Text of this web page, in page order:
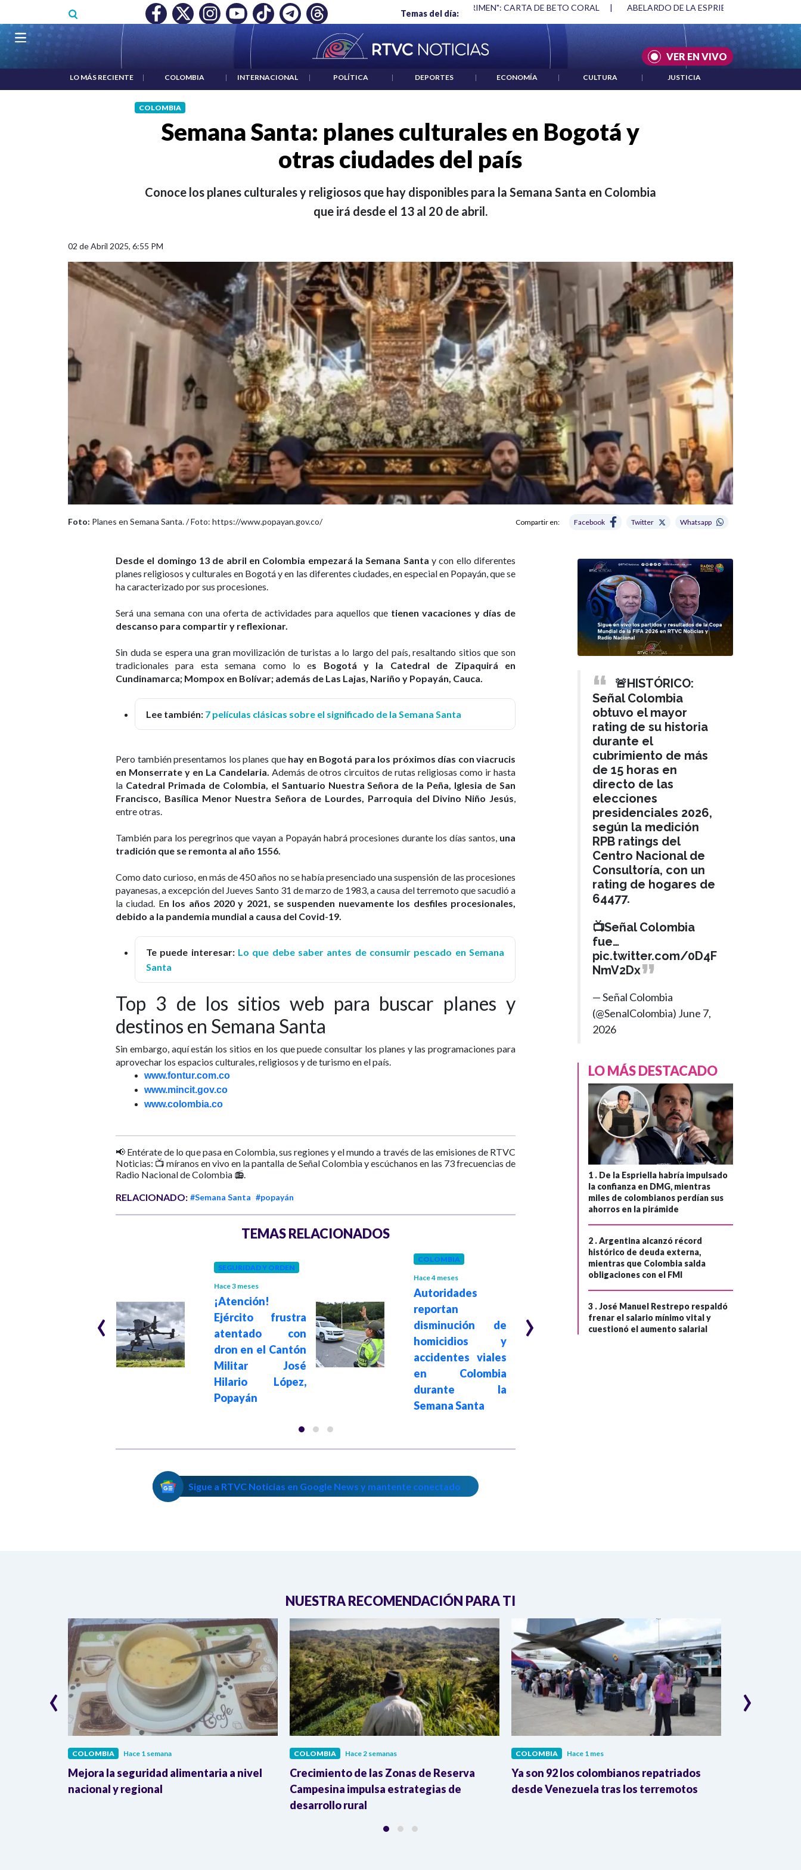
Temas del día:
MÍNIMO NO DESTRUYÓ EMPLEO: JP MORGAN | "HABLAR NO ES UN CRIMEN": CARTA DE BETO CORAL ABELARDO DE LA ESPRIELLA Y DMG | ACUERDOS ENTRE ESTADOS UNIDOS E
VER EN VIVO
Navegación principal
LO MÁS RECIENTE | COLOMBIA | INTERNACIONAL | POLÍTICA | DEPORTES | ECONOMÍA | CULTURA | JUSTICIA
COLOMBIA
Semana Santa: planes culturales en Bogotá y
otras ciudades del país
Conoce los planes culturales y religiosos que hay disponibles para la Semana Santa en Colombia
que irá desde el 13 al 20 de abril.
02 de Abril 2025, 6:55 PM
Foto: Planes en Semana Santa. / Foto: https://www.popayan.gov.co/ Compartir en: Facebook Twitter Whatsapp
Desde el domingo 13 de abril en Colombia empezará la Semana Santa y con ello diferentes
planes religiosos y culturales en Bogotá y en las diferentes ciudades, en especial en Popayán, que se
ha caracterizado por sus procesiones.
Será una semana con una oferta de actividades para aquellos que tienen vacaciones y días de
descanso para compartir y reflexionar.
Sin duda se espera una gran movilización de turistas a lo largo del país, resaltando sitios que son
tradicionales para esta semana como lo es Bogotá y la Catedral de Zipaquirá en
Cundinamarca; Mompox en Bolívar; además de Las Lajas, Nariño y Popayán, Cauca.
Lee también: 7 películas clásicas sobre el significado de la Semana Santa
Pero también presentamos los planes que hay en Bogotá para los próximos días con viacrucis
en Monserrate y en La Candelaria. Además de otros circuitos de rutas religiosas como ir hasta
la Catedral Primada de Colombia, el Santuario Nuestra Señora de la Peña, Iglesia de San
Francisco, Basílica Menor Nuestra Señora de Lourdes, Parroquia del Divino Niño Jesús,
entre otras.
También para los peregrinos que vayan a Popayán habrá procesiones durante los días santos, una
tradición que se remonta al año 1556.
Como dato curioso, en más de 450 años no se había presenciado una suspensión de las procesiones
payanesas, a excepción del Jueves Santo 31 de marzo de 1983, a causa del terremoto que sacudió a
la ciudad. En los años 2020 y 2021, se suspenden nuevamente los desfiles procesionales,
debido a la pandemia mundial a causa del Covid-19.
Te puede interesar: Lo que debe saber antes de consumir pescado en Semana
Santa
Top 3 de los sitios web para buscar planes y
destinos en Semana Santa
Sin embargo, aquí están los sitios en los que puede consultar los planes y las programaciones para
aprovechar los espacios culturales, religiosos y de turismo en el país.
www.fontur.com.co
www.mincit.gov.co
www.colombia.co
📢 Entérate de lo que pasa en Colombia, sus regiones y el mundo a través de las emisiones de RTVC
Noticias: 📺 míranos en vivo en la pantalla de Señal Colombia y escúchanos en las 73 frecuencias de
Radio Nacional de Colombia 📻.
RELACIONADO: #Semana Santa #popayán
TEMAS RELACIONADOS
SEGURIDAD Y ORDEN
Hace 3 meses
¡Atención!
Ejército frustra
atentado con
dron en el Cantón
Militar José
Hilario López,
Popayán
COLOMBIA
Hace 4 meses
Autoridades
reportan
disminución de
homicidios y
accidentes viales
en Colombia
durante la
Semana Santa
¡Prográmate!
Señal Colombia te
trae excelentes
‹ ›
Sigue a RTVC Noticias en Google News y mantente conectado
🚨HISTÓRICO:
Señal Colombia
obtuvo el mayor
rating de su historia
durante el
cubrimiento de más
de 15 horas en
directo de las
elecciones
presidenciales 2026,
según la medición
RPB ratings del
Centro Nacional de
Consultoría, con un
rating de hogares de
64477.
📺Señal Colombia
fue…
pic.twitter.com/0D4F
NmV2Dx
— Señal Colombia
(@SenalColombia) June 7,
2026
LO MÁS DESTACADO
1 . De la Espriella habría impulsado
la confianza en DMG, mientras
miles de colombianos perdían sus
ahorros en la pirámide
2 .Argentina alcanzó récord
histórico de deuda externa,
mientras que Colombia salda
obligaciones con el FMI
3 .José Manuel Restrepo respaldó
frenar el salario mínimo vital y
cuestionó el aumento salarial
NUESTRA RECOMENDACIÓN PARA TI
COLOMBIA Hace 1 semana
Mejora la seguridad alimentaria a nivel
nacional y regional
COLOMBIA Hace 2 semanas
Crecimiento de las Zonas de Reserva
Campesina impulsa estrategias de
desarrollo rural
COLOMBIA Hace 1 mes
Ya son 92 los colombianos repatriados
desde Venezuela tras los terremotos
‹ ›